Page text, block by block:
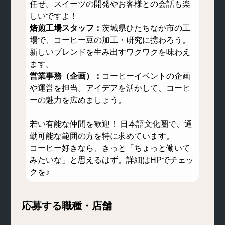
任せ。スイーツの開発やお客様との会話も楽
しいですよ！
焙煎工場スタッフ： 茨城県ひたちなか市の工
場で、コーヒー豆の加工・研究に携わろう。
新しいブレンドを生み出すワクワクを味わえ
ます。
営業事務（企画）： コーヒーイベントの企画
や運営を担当。アイデアを活かして、コーヒ
ーの魅力を広めましょう。
若い有能な仲間を歓迎！ 日本語文化圏で、通
勤可能な範囲の方を特に求めています。
コーヒー好きなら、きっと「ちょっと働いて
みたいな」と思えるはず。詳細はHPでチェッ
クを♪
応募する職種・店舗